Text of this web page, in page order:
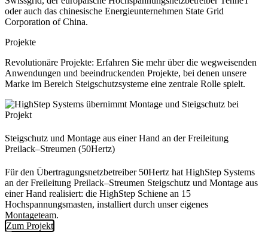
oder auch das chinesische Energieunternehmen State Grid
Corporation of China.
Projekte
Revolutionäre Projekte: Erfahren Sie mehr über die wegweisenden
Anwendungen und beeindruckenden Projekte, bei denen unsere
Marke im Bereich Steigschutzsysteme eine zentrale Rolle spielt.
Steigschutz und Montage aus einer Hand an der Freileitung
Preilack–Streumen (50Hertz)
Für den Übertragungsnetzbetreiber 50Hertz hat HighStep Systems
an der Freileitung Preilack–Streumen Steigschutz und Montage aus
einer Hand realisiert: die HighStep Schiene an 15
Hochspannungsmasten, installiert durch unser eigenes
Montageteam.
Zum Projekt